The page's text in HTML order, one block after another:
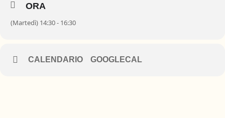
ORA
(Martedì) 14:30 - 16:30
CALENDARIO GOOGLECAL